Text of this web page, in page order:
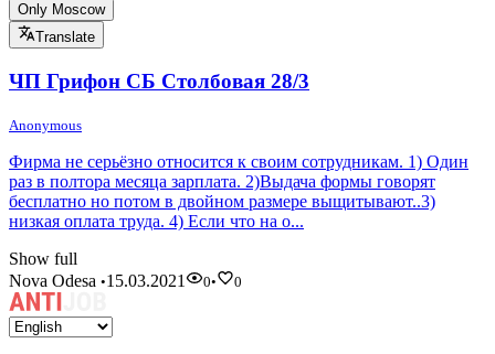
Only Moscow
Translate
ЧП Грифон СБ Столбовая 28/3
Anonymous
Фирма не серьёзно относится к своим сотрудникам. 1) Один
раз в полтора месяца зарплата. 2)Выдача формы говорят
бесплатно но потом в двойном размере выщитывают..3)
низкая оплата труда. 4) Если что на о...
Show full
Nova Odesa •15.03.2021 0• 0